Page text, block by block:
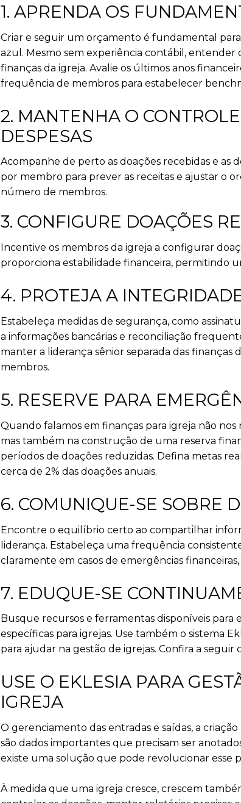
1. APRENDA OS
Criar e seguir um orçamento é fundamental para
azul. Mesmo sem experiência contábil, entender
finanças da igreja. Avalie os últimos anos
frequência de membros para estabelecer
2. MANTENHA O
DESPESAS
Acompanhe de perto as doações recebidas e as
por membro para prever as receitas e ajustar o
número de membros.
3. CONFIGURE DOAÇÕES
Incentive os membros da igreja a configurar
proporciona estabilidade financeira, permitindo
4. PROTEJA A
Estabeleça medidas de segurança, como
a informações bancárias e reconciliação
manter a liderança sênior separada das finanças
membros.
5. RESERVE PARA
Quando falamos em finanças para igreja não
mas também na construção de uma reserva
períodos de doações reduzidas. Defina metas
cerca de 2% das doações anuais.
6. COMUNIQUE-SE SOBRE
Encontre o equilíbrio certo ao compartilhar
liderança. Estabeleça uma frequência
claramente em casos de emergências
7. EDUQUE-SE
Busque recursos e ferramentas disponíveis
específicas para igrejas. Use também o sistema
para ajudar na gestão de igrejas. Confira a
USE O EKLESIA PARA
IGREJA
O gerenciamento das entradas e saídas, a
são dados importantes que precisam ser
existe uma solução que pode revolucionar esse
À medida que uma igreja cresce, crescem